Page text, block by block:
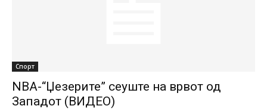
Спорт
NBA-“Џезерите” сеуште на врвот од
Западот (ВИДЕО)